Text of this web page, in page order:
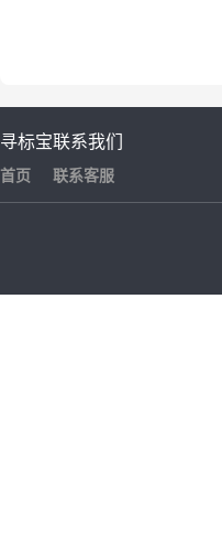
寻标宝
首页
联系我们
联系客服